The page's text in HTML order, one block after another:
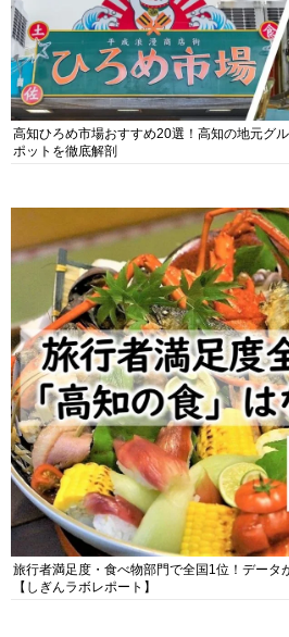
高知ひろめ市場おすすめ20選！高知の地元グ
ポットを徹底解剖
旅行者満足度・食べ物部門で全国1位！データ
【しぎんラボレポート】